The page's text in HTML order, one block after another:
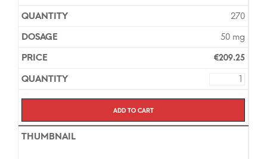
270
50 mg
€209.25
Add to cart